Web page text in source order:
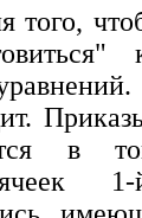
того,
в